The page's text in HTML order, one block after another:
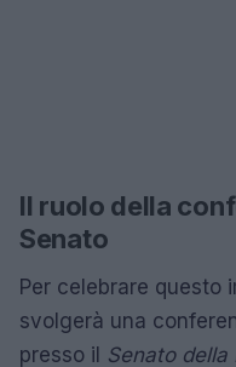
Il ruolo della
Senato
Per celebrare questo
svolgerà una
presso il Senato della